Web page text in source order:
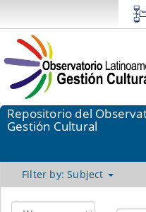
Repositorio del
Gestión Cultural
Filter by: Subject